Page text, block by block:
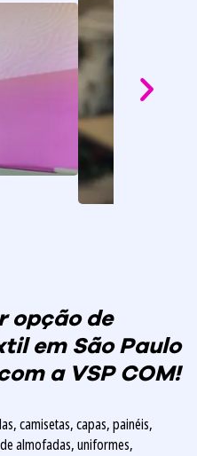
opção de
em São Paulo
a VSP COM!
camisetas, capas, painéis,
almofadas, uniformes,